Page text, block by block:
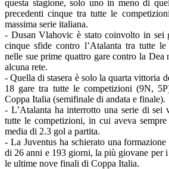
questa stagione, solo uno in meno di
precedenti cinque tra tutte le
massima serie italiana.
- Dusan Vlahovic è stato coinvolto in sei
cinque sfide contro l’Atalanta tra tutte
nelle sue prime quattro gare contro la Dea
alcuna rete.
- Quella di stasera è solo la quarta vittoria
18 gare tra tutte le competizioni (9N,
Coppa Italia (semifinale di andata e finale).
- L’Atalanta ha interrotto una serie di sei
tutte le competizioni, in cui aveva sempre
media di 2.3 gol a partita.
- La Juventus ha schierato una
di 26 anni e 193 giorni, la più giovane per
le ultime nove finali di Coppa Italia.